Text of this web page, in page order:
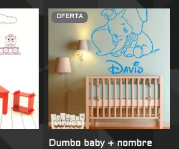
OFERTA
Dumbo baby + nombre